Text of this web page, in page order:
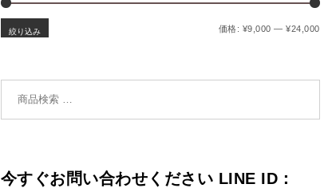
最
最
絞り込み 価格: ¥9,000 —¥24,000
今すぐお問い合わせください LINE ID：